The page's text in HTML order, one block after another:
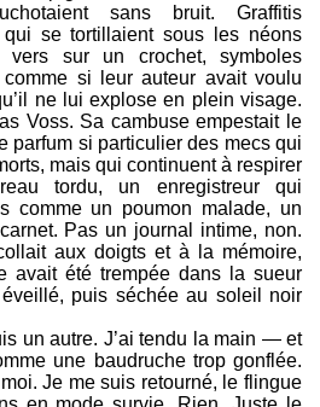
sans bruit. Graffitis
qui se tortillaient sous les néons
vers sur un crochet, symboles
si leur auteur avait voulu
ne lui explose en plein visage.
Voss. Sa cambuse empestait le
parfum si particulier des mecs qui
mais qui continuent à respirer
tordu, un enregistreur qui
comme un poumon malade, un
Pas un journal intime, non.
aux doigts et à la mémoire,
avait été trempée dans la sueur
éveillé, puis séchée au soleil noir
un autre. J’ai tendu la main — et
une baudruche trop gonflée.
Je me suis retourné, le flingue